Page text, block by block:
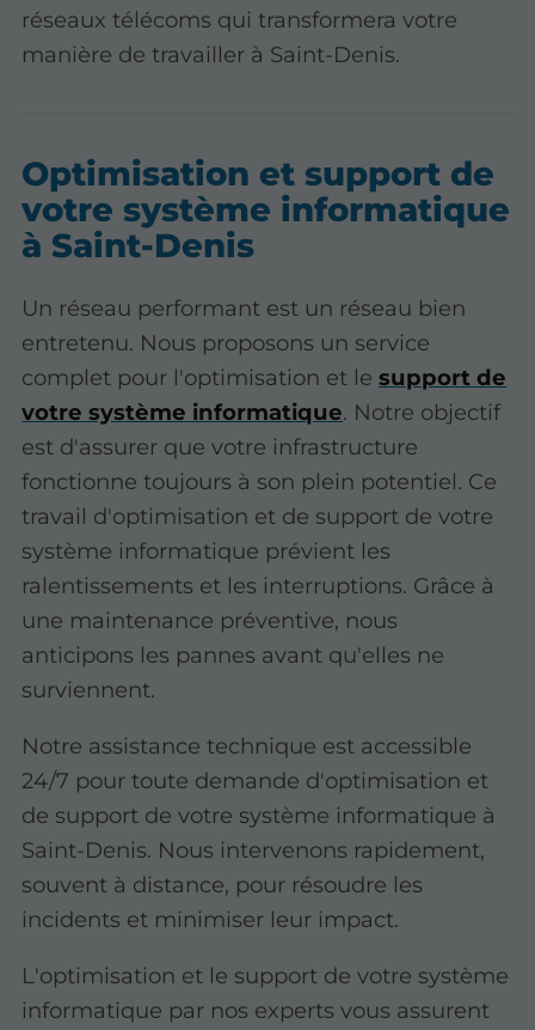
réseaux télécoms qui transformera votre
manière de travailler à Saint-Denis.
Optimisation et support de
votre système informatique
à Saint-Denis
Un réseau performant est un réseau bien
entretenu. Nous proposons un service
complet pour l'optimisation et le support de
votre système informatique. Notre objectif
est d'assurer que votre infrastructure
fonctionne toujours à son plein potentiel. Ce
travail d'optimisation et de support de votre
système informatique prévient les
ralentissements et les interruptions. Grâce à
une maintenance préventive, nous
anticipons les pannes avant qu'elles ne
surviennent.
Notre assistance technique est accessible
24/7 pour toute demande d'optimisation et
de support de votre système informatique à
Saint-Denis. Nous intervenons rapidement,
souvent à distance, pour résoudre les
incidents et minimiser leur impact.
L'optimisation et le support de votre système
informatique par nos experts vous assurent